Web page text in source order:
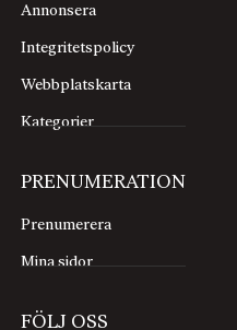
Annonsera
Integritetspolicy
Webbplatskarta
Kategorier
PRENUMERATION
Prenumerera
Mina sidor
FÖLJ OSS